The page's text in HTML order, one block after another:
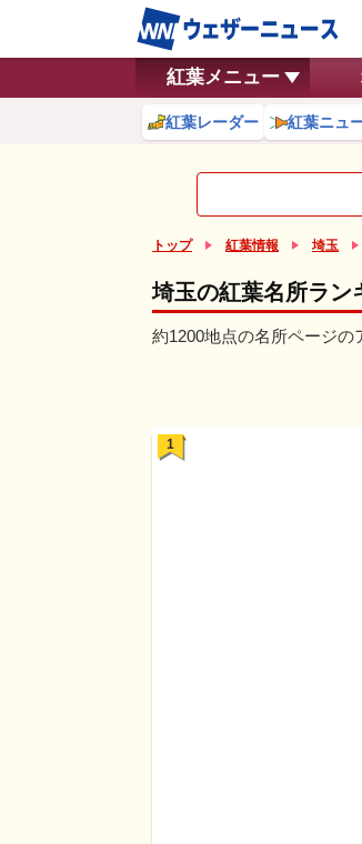
紅葉メニュー
紅葉レーダー 紅葉ニュ
トップ 紅葉情報 埼玉
埼玉の紅葉名所ラン
約1200地点の名所ページの
1